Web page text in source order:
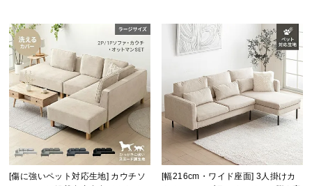
つ
い
て
保
証
に
て
[傷に強いペット対応生地] カウチソ
[幅216cm・ワイド座面] 3人掛けカ